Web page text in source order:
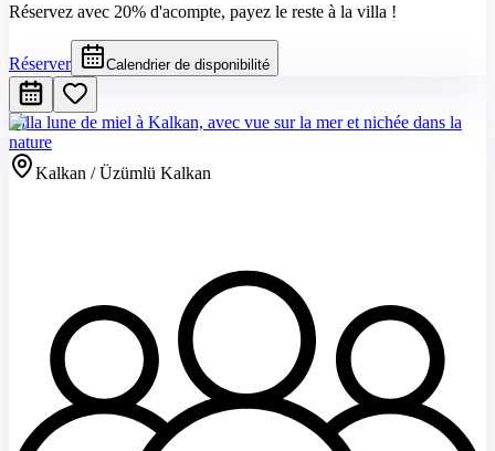
Réservez avec 20% d'acompte, payez le reste à la villa !
Réserver Calendrier de disponibilité
Villa lune de miel à Kalkan, avec vue sur la mer et nichée dans la
nature
Kalkan / Üzümlü Kalkan